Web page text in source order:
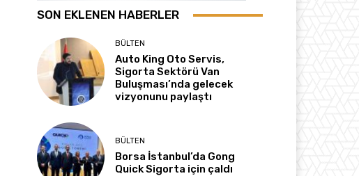
SON EKLENEN HABERLER
BÜLTEN
Auto King Oto Servis,
Sigorta Sektörü Van
Buluşması’nda gelecek
vizyonunu paylaştı
BÜLTEN
Borsa İstanbul’da Gong
Quick Sigorta için çaldı